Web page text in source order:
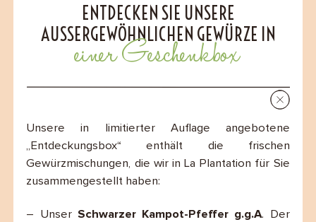
ENTDECKEN SIE UNSERE
AUSSERGEWÖHNLICHEN GEWÜRZE IN
einer Geschenkbox
Unsere in limitierter Auflage angebotene
„Entdeckungsbox“ enthält die frischen
Gewürzmischungen, die wir in La Plantation für Sie
zusammengestellt haben:
– Unser Schwarzer Kampot-Pfeffer g.g.A. Der